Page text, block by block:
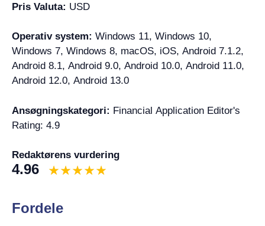
Pris Valuta: USD
Operativ system: Windows 11, Windows 10,
Windows 7, Windows 8, macOS, iOS, Android 7.1.2,
Android 8.1, Android 9.0, Android 10.0, Android 11.0,
Android 12.0, Android 13.0
Ansøgningskategori: Financial Application Editor's
Rating: 4.9
Redaktørens vurdering
4.96
Fordele